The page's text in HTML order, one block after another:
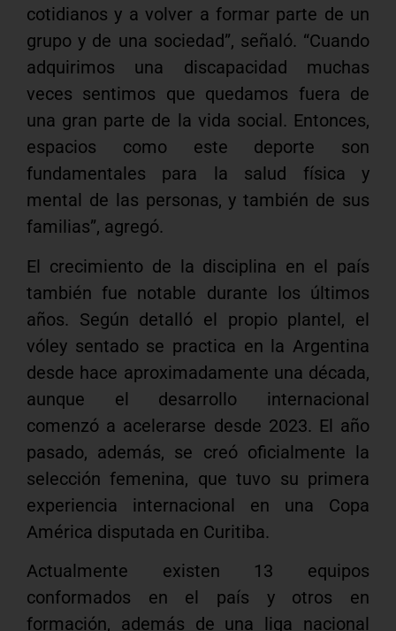
cotidianos y a volver a formar parte de un
grupo y de una sociedad”, señaló. “Cuando
adquirimos una discapacidad muchas
veces sentimos que quedamos fuera de
una gran parte de la vida social. Entonces,
espacios como este deporte son
fundamentales para la salud física y
mental de las personas, y también de sus
familias”, agregó.
El crecimiento de la disciplina en el país
también fue notable durante los últimos
años. Según detalló el propio plantel, el
vóley sentado se practica en la Argentina
desde hace aproximadamente una década,
aunque el desarrollo internacional
comenzó a acelerarse desde 2023. El año
pasado, además, se creó oficialmente la
selección femenina, que tuvo su primera
experiencia internacional en una Copa
América disputada en Curitiba.
Actualmente existen 13 equipos
conformados en el país y otros en
formación, además de una liga nacional